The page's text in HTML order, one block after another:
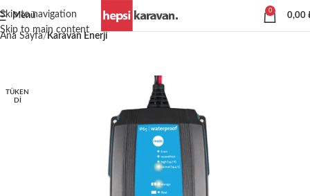
Skip to navigation
Skip to main content
Menü
0
0,00
Ana Sayfa Karavan Enerji
TÜKEN
DI